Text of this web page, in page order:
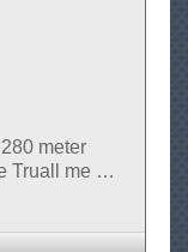
meter
Truall me …